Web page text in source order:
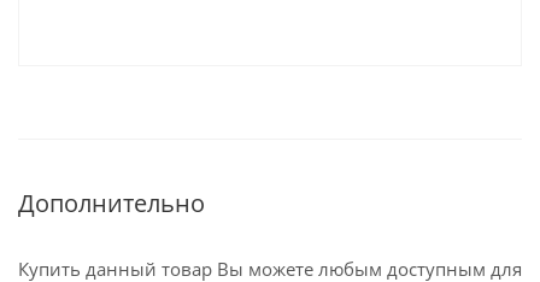
Дополнительно
Купить данный товар Вы можете любым доступным для